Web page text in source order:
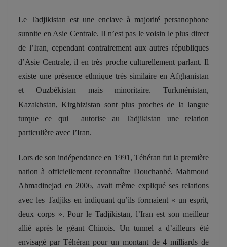
Le Tadjikistan est une enclave à majorité persanophone
sunnite en Asie Centrale. Il n’est pas le voisin le plus direct
de l’Iran, cependant contrairement aux autres républiques
d’Asie Centrale, il en très proche culturellement parlant. Il
existe une présence ethnique très similaire en Afghanistan
et Ouzbékistan mais minoritaire. Turkménistan,
Kazakhstan, Kirghizistan sont plus proches de la langue
turque ce qui autorise au Tadjikistan une relation
particulière avec l’Iran.
Lors de son indépendance en 1991, Téhéran fut la première
nation à officiellement reconnaître Douchanbé. Mahmoud
Ahmadinejad en 2006, avait même expliqué ses relations
avec les Tadjiks en indiquant qu’ils formaient « un esprit,
deux corps ». Pour le Tadjikistan, l’Iran est son meilleur
allié après le géant Chinois. Un tunnel a d’ailleurs été
envisagé par Téhéran pour un montant de 4 milliards de